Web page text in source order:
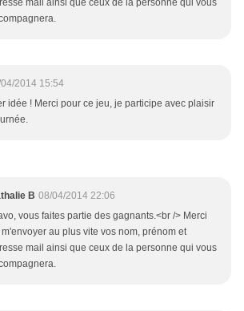
mail ainsi que ceux de la personne qui vous
2014 15:54
idée ! Merci pour ce jeu, je participe avec plaisir
B 08/04/2014 22:06
vous faites partie des gagnants.<br /> Merci
au plus vite vos nom, prénom et
mail ainsi que ceux de la personne qui vous